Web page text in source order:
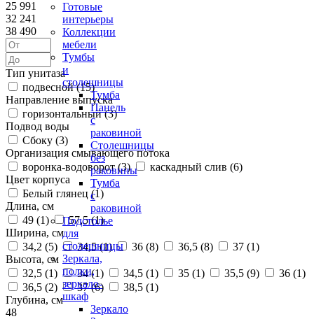
Готовые
интерьеры
Коллекции
мебели
Тумбы
и
столешницы
Тумба
Панель
с
раковиной
Столешницы
без
раковины
Тумба
с
раковиной
Подстолье
для
столешницы
Зеркала,
полки,
зеркало-
шкаф
Зеркало
25 991
32 241
38 490
Тип унитаза
подвесной (15)
Направление выпуска
горизонтальный (3)
Подвод воды
Сбоку (3)
Организация смывающего потока
воронка-водоворот (3) каскадный слив (6)
Цвет корпуса
Белый глянец (1)
Длина, см
49 (1) 57,5 (1)
Ширина, см
34,2 (5) 34,5 (1) 36 (8) 36,5 (8) 37 (1)
Высота, см
32,5 (1) 34 (1) 34,5 (1) 35 (1) 35,5 (9) 36 (1)
36,5 (2) 37 (6) 38,5 (1)
Глубина, см
48